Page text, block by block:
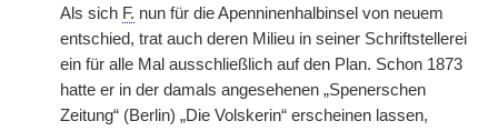
Als sich F. nun für die Apenninenhalbinsel von neuem
entschied, trat auch deren Milieu in seiner Schriftstellerei
ein für alle Mal ausschließlich auf den Plan. Schon 1873
hatte er in der damals angesehenen „Spenerschen
Zeitung“ (Berlin) „Die Volskerin“ erscheinen lassen,